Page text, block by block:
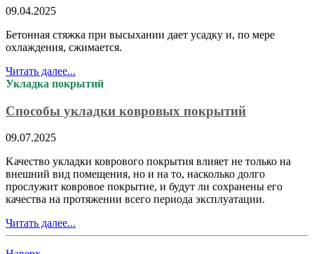
09.04.2025
Бетонная стяжка при высыхании дает усадку и, по мере
охлаждения, сжимается.
Читать далее...
Укладка покрытий
Способы укладки ковровых покрытий
09.07.2025
Kачество укладки коврового покрытия влияет не только на
внешний вид помещения, но и на то, насколько долго
прослужит ковровое покрытие, и будут ли сохранены его
качества на протяжении всего периода эксплуатации.
Читать далее...